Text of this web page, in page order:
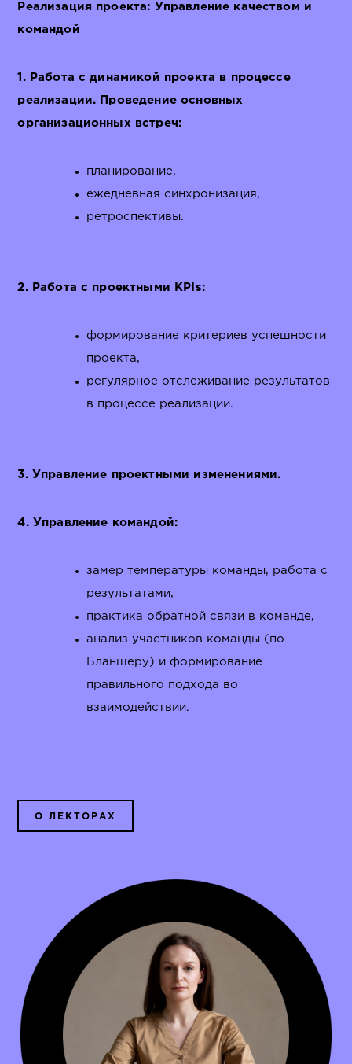
Реализация проекта: Управление качеством и
командой
1. Работа с динамикой проекта в процессе
реализации. Проведение основных
организационных встреч:
планирование,
ежедневная синхронизация,
ретроспективы.
2. Работа с проектными KPIs:
формирование критериев успешности
проекта,
регулярное отслеживание результатов
в процессе реализации.
3. Управление проектными изменениями.
4. Управление командой:
замер температуры команды, работа с
результатами,
практика обратной связи в команде,
анализ участников команды (по
Бланшеру) и формирование
правильного подхода во
взаимодействии.
О ЛЕКТОРАХ